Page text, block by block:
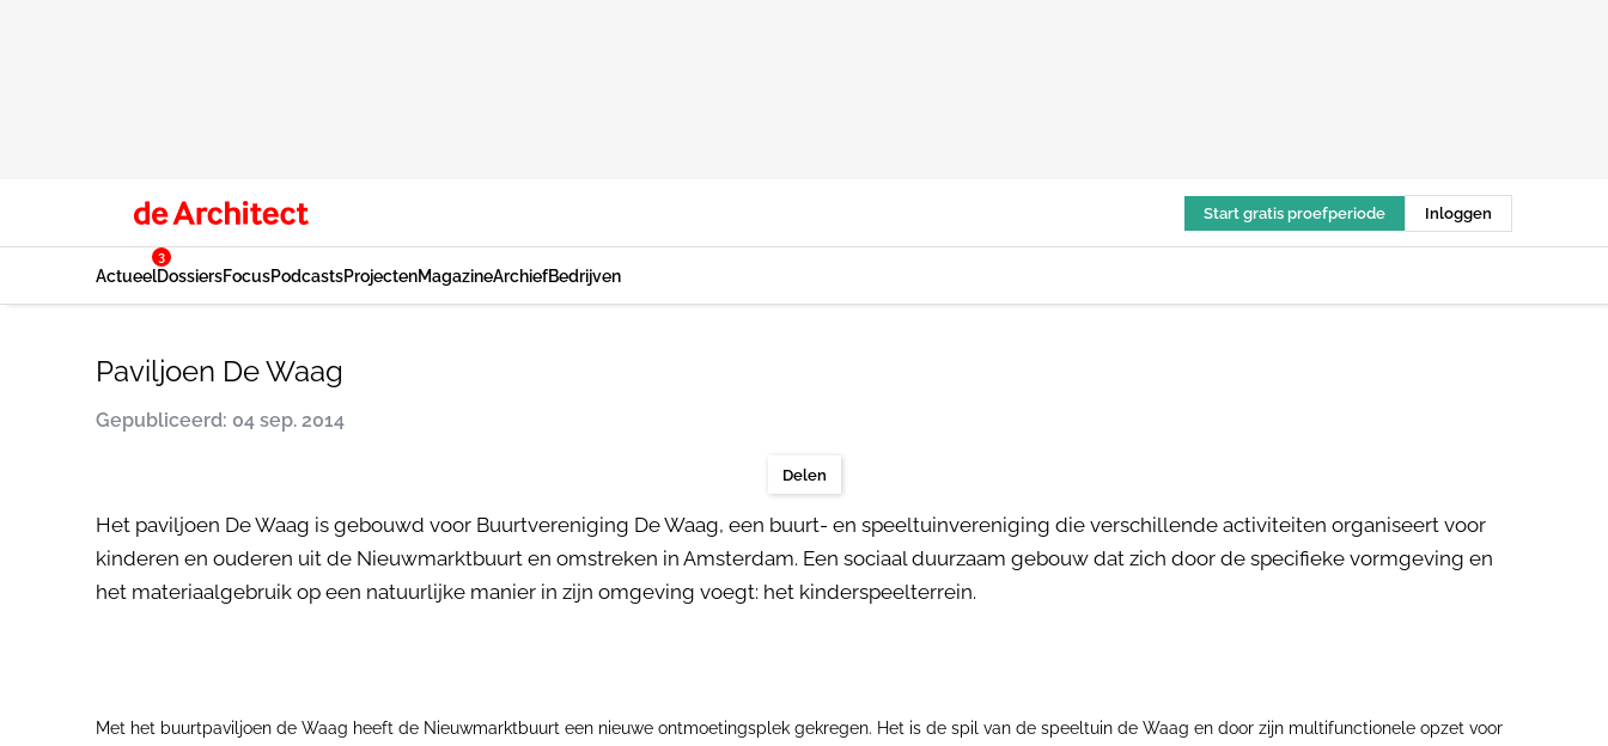
Start gratis proefperiode Inloggen
Actueel
3
DossiersFocusPodcastsProjectenMagazineArchiefBedrijven
Paviljoen De Waag
Gepubliceerd: 04 sep. 2014
Delen
Het paviljoen De Waag is gebouwd voor Buurtvereniging De Waag, een buurt- en speeltuinvereniging die verschillende activiteiten organiseert voor
kinderen en ouderen uit de Nieuwmarktbuurt en omstreken in Amsterdam. Een sociaal duurzaam gebouw dat zich door de specifieke vormgeving en
het materiaalgebruik op een natuurlijke manier in zijn omgeving voegt: het kinderspeelterrein.
Met het buurtpaviljoen de Waag heeft de Nieuwmarktbuurt een nieuwe ontmoetingsplek gekregen. Het is de spil van de speeltuin de Waag en door zijn multifunctionele opzet voor